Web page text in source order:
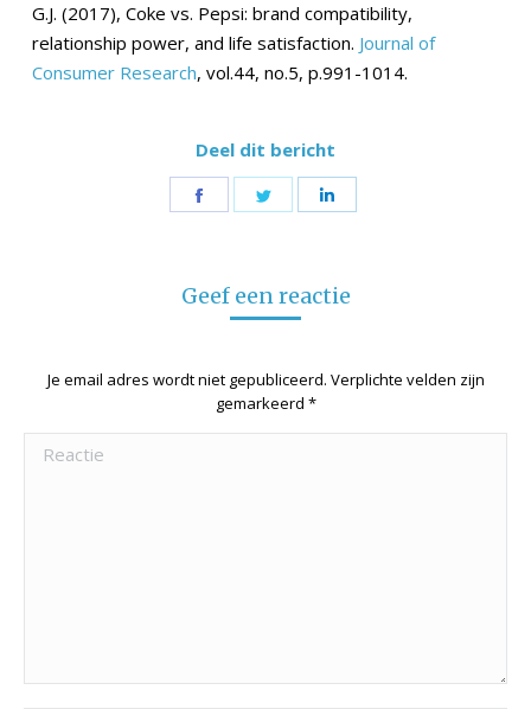
G.J. (2017), Coke vs. Pepsi: brand compatibility,
relationship power, and life satisfaction. Journal of
Consumer Research, vol.44, no.5, p.991-1014.
Deel dit bericht
Share
Share
Geef een reactie
Je email adres wordt niet gepubliceerd. Verplichte velden zijn
gemarkeerd *
Reactie